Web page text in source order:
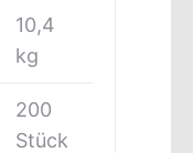
10,4
kg
200
Stück